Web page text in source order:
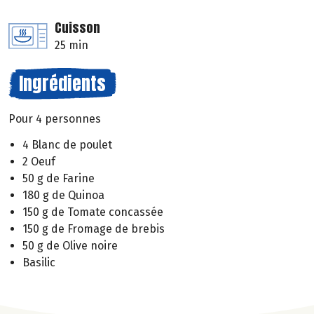
Cuisson
25 min
Ingrédients
Pour 4 personnes
4 Blanc de poulet
2 Oeuf
50 g de Farine
180 g de Quinoa
150 g de Tomate concassée
150 g de Fromage de brebis
50 g de Olive noire
Basilic